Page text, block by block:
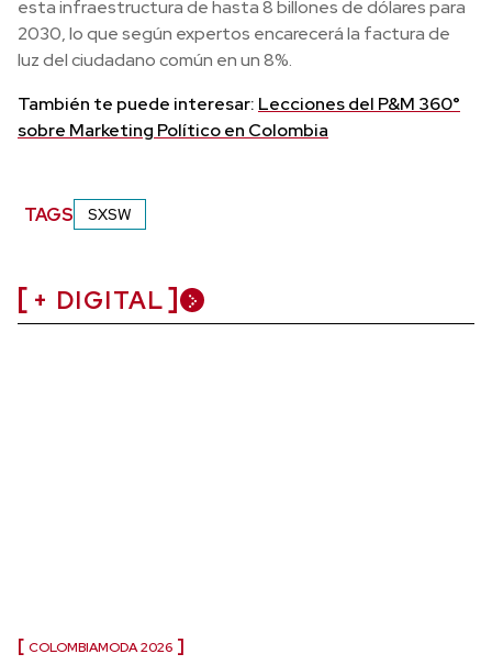
esta infraestructura de hasta 8 billones de dólares para
2030, lo que según expertos encarecerá la factura de
luz del ciudadano común en un 8%.
También te puede interesar: Lecciones del P&M 360°
sobre Marketing Político en Colombia
TAGS SXSW
+ DIGITAL
COLOMBIAMODA 2026